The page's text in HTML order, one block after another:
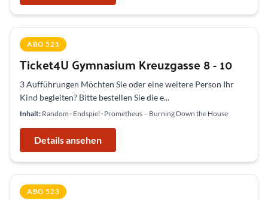
ABO 521
Ticket4U Gymnasium Kreuzgasse 8 - 10
3 Aufführungen Möchten Sie oder eine weitere Person Ihr
Kind begleiten? Bitte bestellen Sie die e...
Inhalt: Random · Endspiel · Prometheus – Burning Down the House
Details ansehen
ABO 523